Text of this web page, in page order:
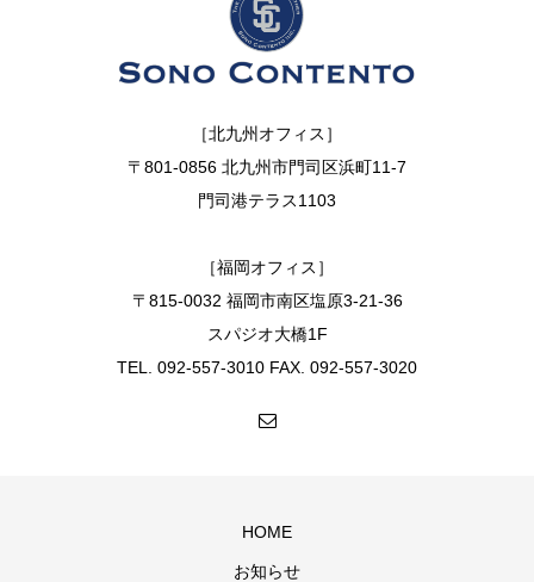
［北九州オフィス］
〒801-0856 北九州市門司区浜町11-7
門司港テラス1103
［福岡オフィス］
〒815-0032 福岡市南区塩原3-21-36
スパジオ大橋1F
TEL. 092-557-3010 FAX. 092-557-3020
HOME
お知らせ